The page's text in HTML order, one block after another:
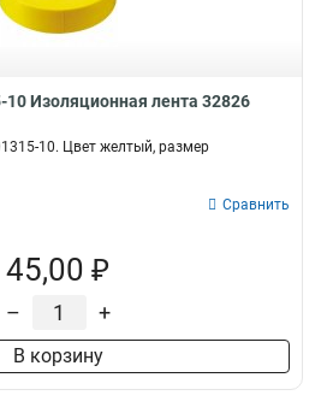
10 Изоляционная лента 32826
10. Цвет желтый, размер
Сравнить
45,00 ₽
– +
В корзину